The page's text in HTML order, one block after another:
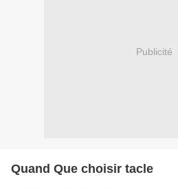
Publicité
Quand Que choisir tacle